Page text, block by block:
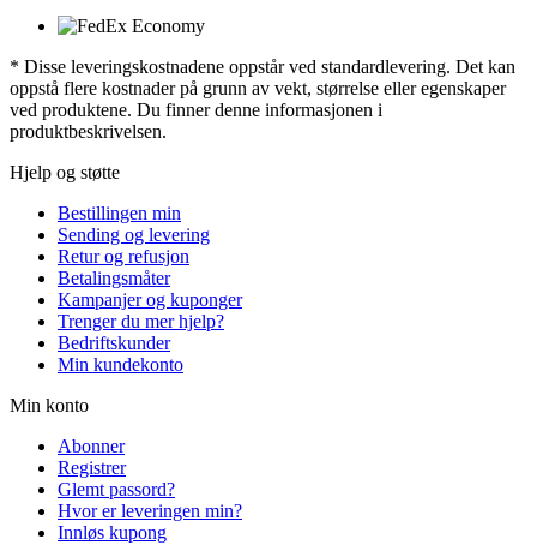
* Disse leveringskostnadene oppstår ved standardlevering. Det kan
oppstå flere kostnader på grunn av vekt, størrelse eller egenskaper
ved produktene. Du finner denne informasjonen i
produktbeskrivelsen.
Hjelp og støtte
Bestillingen min
Sending og levering
Retur og refusjon
Betalingsmåter
Kampanjer og kuponger
Trenger du mer hjelp?
Bedriftskunder
Min kundekonto
Min konto
Abonner
Registrer
Glemt passord?
Hvor er leveringen min?
Innløs kupong